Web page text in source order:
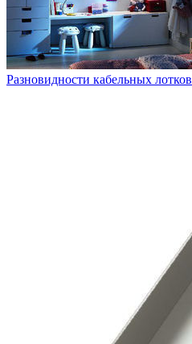
Разновидности кабельных лотков